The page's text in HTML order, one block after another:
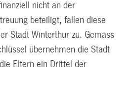
nicht an der
beteiligt, fallen diese
Stadt Winterthur zu. Gemäss
übernehmen die Stadt
Eltern ein Drittel der